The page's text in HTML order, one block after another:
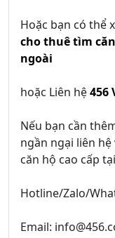
Hoặc bạn có thể
cho thuê tìm
ngoài
hoặc Liên hệ456
Nếu bạn cần
ngần ngại liên hệ
căn hộ cao cấp
Hotline/Zalo/
Email: